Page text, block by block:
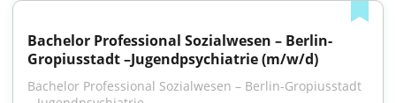
Bachelor Professional Sozialwesen – Berlin-
Gropiusstadt –Jugendpsychiatrie (m/w/d)
Bachelor Professional Sozialwesen – Berlin-Gropiusstadt